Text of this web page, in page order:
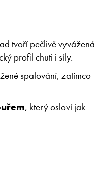
tvoří pečlivě vyvážená
profil chuti i síly.
spalování, zatímco
, který osloví jak